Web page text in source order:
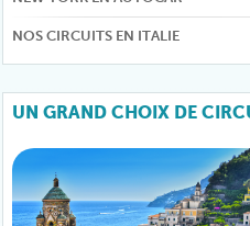
NOS CIRCUITS EN ITALIE
UN GRAND CHOIX DE